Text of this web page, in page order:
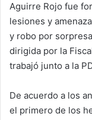
Aguirre Rojo fue
lesiones y
y robo por
dirigida por la
trabajó junto a la
De acuerdo a los
el primero de los